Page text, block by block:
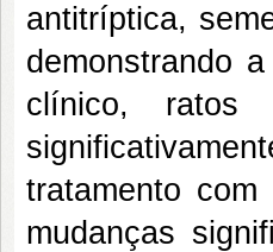
antitríptica,
demonstrando
clínico, ratos
tratamento
mudanças